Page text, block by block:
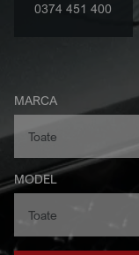
0374 451 400
MARCA
MODEL